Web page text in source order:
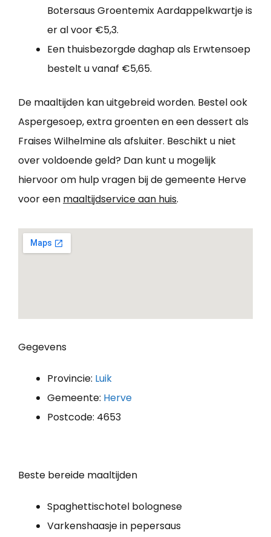
Botersaus Groentemix Aardappelkwartje is
er al voor €5,3.
Een thuisbezorgde daghap als Erwtensoep
bestelt u vanaf €5,65.
De maaltijden kan uitgebreid worden. Bestel ook
Aspergesoep, extra groenten en een dessert als
Fraises Wilhelmine als afsluiter. Beschikt u niet
over voldoende geld? Dan kunt u mogelijk
hiervoor om hulp vragen bij de gemeente Herve
voor een maaltijdservice aan huis.
Gegevens
Provincie: Luik
Gemeente: Herve
Postcode: 4653
Beste bereide maaltijden
Spaghettischotel bolognese
Varkenshaasje in pepersaus